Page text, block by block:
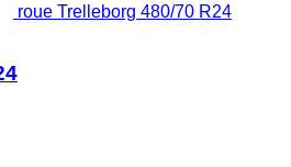
roue Trelleborg 480/70 R24